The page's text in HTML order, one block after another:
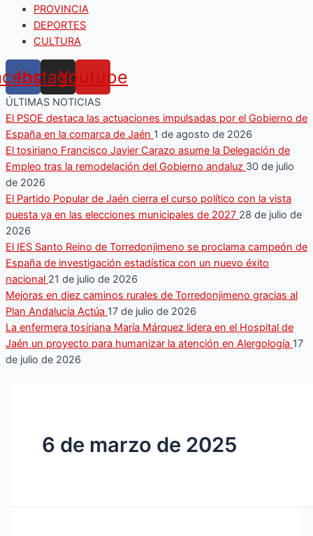
PROVINCIA
DEPORTES
CULTURA
Instagram
Youtube
ÚLTIMAS NOTICIAS
El PSOE destaca las actuaciones impulsadas por el Gobierno de
España en la comarca de Jaén 1 de agosto de 2026
El tosiriano Francisco Javier Carazo asume la Delegación de
Empleo tras la remodelación del Gobierno andaluz 30 de julio
de 2026
El Partido Popular de Jaén cierra el curso político con la vista
puesta ya en las elecciones municipales de 2027 28 de julio de
2026
El IES Santo Reino de Torredonjimeno se proclama campeón de
España de investigación estadística con un nuevo éxito
nacional 21 de julio de 2026
Mejoras en diez caminos rurales de Torredonjimeno gracias al
Plan Andalucía Actúa 17 de julio de 2026
La enfermera tosiriana María Márquez lidera en el Hospital de
Jaén un proyecto para humanizar la atención en Alergología 17
de julio de 2026
6 de marzo de 2025